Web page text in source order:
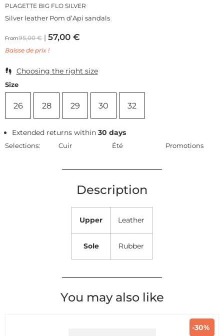
PLAGETTE BIG FLO SILVER
Silver leather Pom d’Api sandals
From95,00€ 57,00 €
Baisse de prix !
Choosing the right size
Size
26 28 29 30 32
Extended returns within30 days
Selections: Cuir Été Promotions
Description
Upper Leather
Sole Rubber
You may also like
-30%